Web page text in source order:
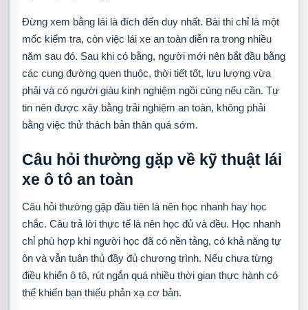
Đừng xem bằng lái là đích đến duy nhất. Bài thi chỉ là một
mốc kiểm tra, còn việc lái xe an toàn diễn ra trong nhiều
năm sau đó. Sau khi có bằng, người mới nên bắt đầu bằng
các cung đường quen thuộc, thời tiết tốt, lưu lượng vừa
phải và có người giàu kinh nghiệm ngồi cùng nếu cần. Tự
tin nên được xây bằng trải nghiệm an toàn, không phải
bằng việc thử thách bản thân quá sớm.
Câu hỏi thường gặp về kỹ thuật lái
xe ô tô an toàn
Câu hỏi thường gặp đầu tiên là nên học nhanh hay học
chắc. Câu trả lời thực tế là nên học đủ và đều. Học nhanh
chỉ phù hợp khi người học đã có nền tảng, có khả năng tự
ôn và vẫn tuân thủ đầy đủ chương trình. Nếu chưa từng
điều khiển ô tô, rút ngắn quá nhiều thời gian thực hành có
thể khiến bạn thiếu phản xạ cơ bản.